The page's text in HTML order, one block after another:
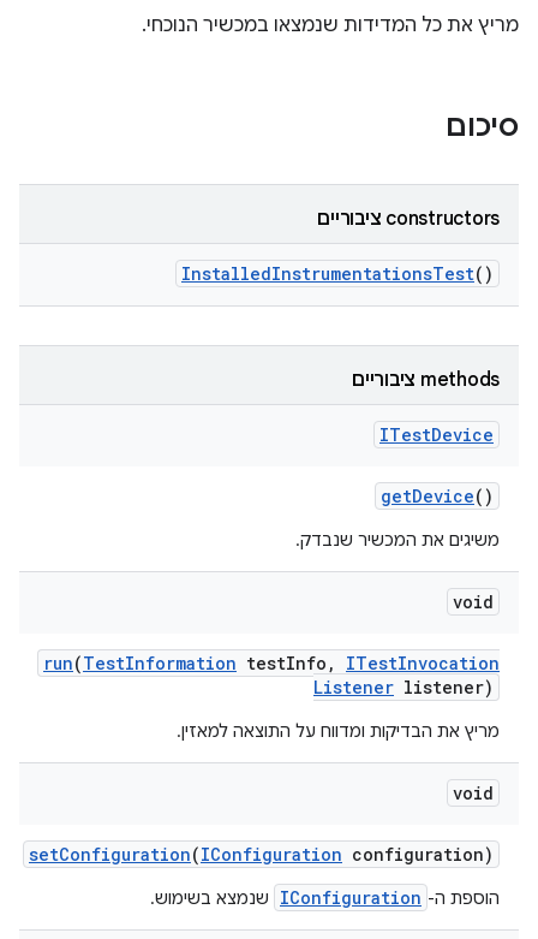
מריץ את כל המדידות שנמצאו במכשיר הנוכחי.
סיכום
‫constructors ציבוריים
InstalledInstrumentationsTest()
‫methods ציבוריים
ITestDevice
getDevice()
משיגים את המכשיר שנבדק.
void
run(TestInformation testInfo , ITestInvocation
Listener listener)
מריץ את הבדיקות ומדווח על התוצאה למאזין.
void
setConfiguration(IConfiguration configuration)
הוספת ה- IConfiguration שנמצא בשימוש.